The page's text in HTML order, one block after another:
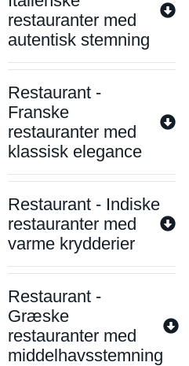
restauranter med
autentisk stemning
Restaurant -
Franske
restauranter med
klassisk elegance
Restaurant - Indiske
restauranter med
varme krydderier
Restaurant -
Græske
restauranter med
middelhavsstemning